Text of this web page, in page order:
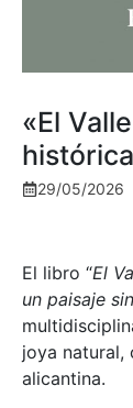
«El
29/05/2026
El libro “El
un paisaje
joya natural,
alicantina.